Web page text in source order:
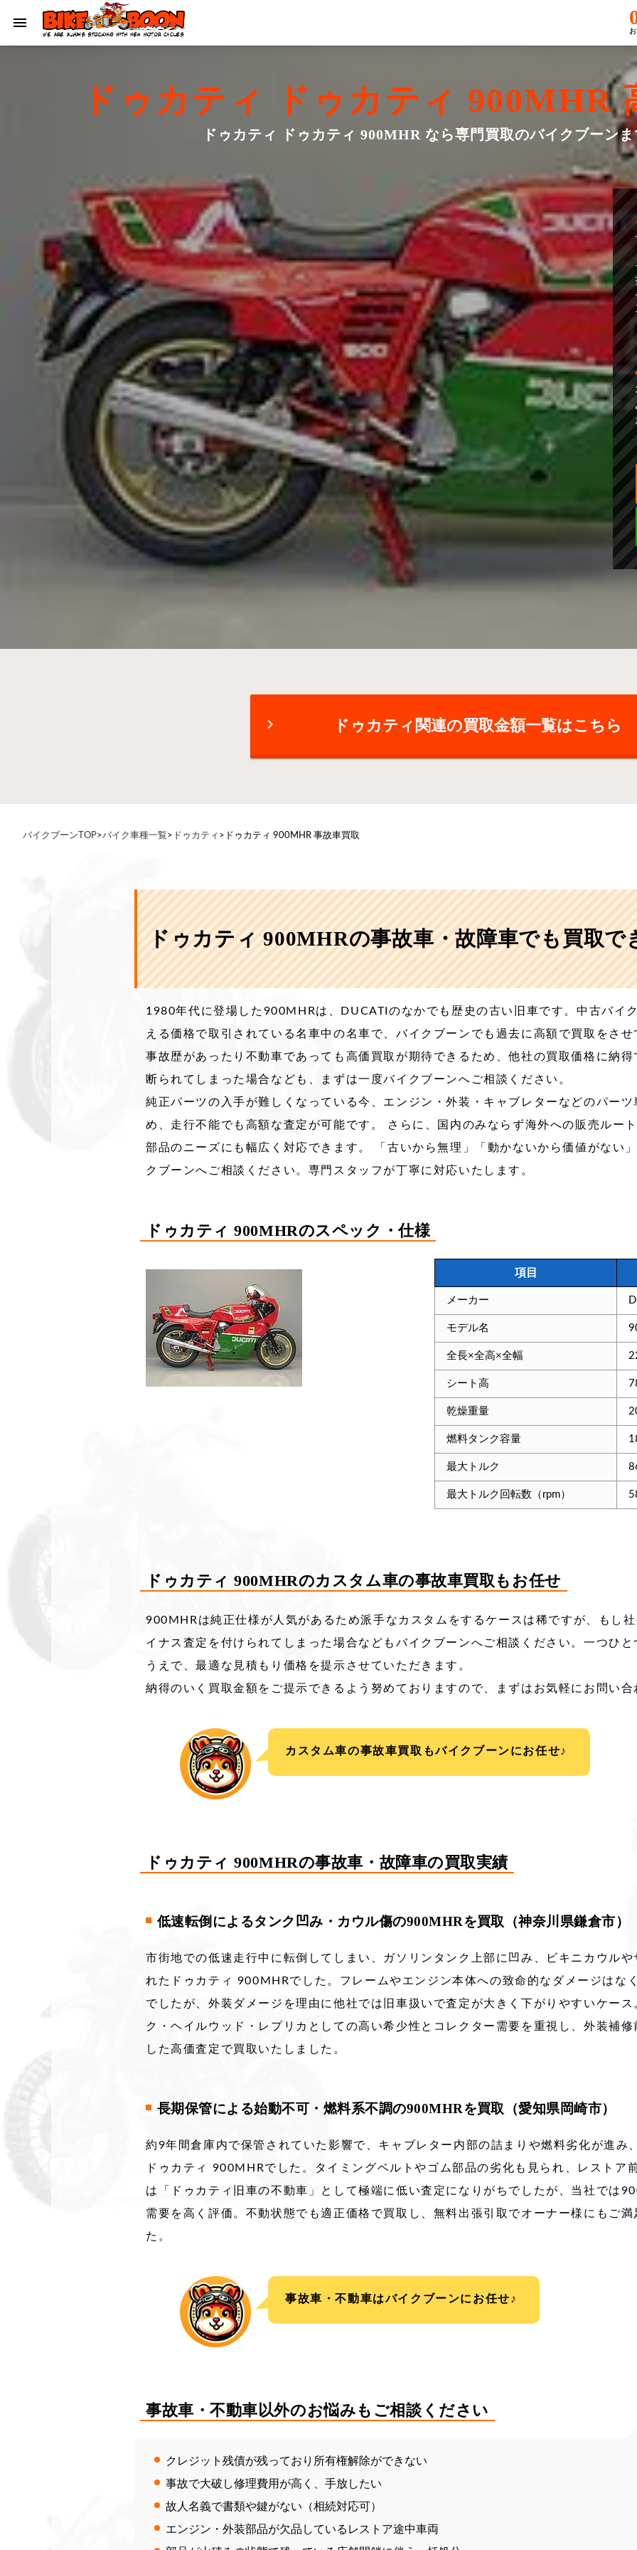
ドゥカティ ドゥカティ 900MHR
ドゥカティ ドゥカティ 900MHR なら専門買取のバイクブーン
chevron_right ドゥカティ関連の買取金額一覧はこちら
バイクブーンTOP>バイク車種一覧> ドゥカティ > ドゥカティ 900MHR 事故車買取
ドゥカティ 900MHRの事故車・故障車でも買取で
1980年代に登場した900MHRは、DUCATIのなかでも歴史の古い旧車です。中古バイ
える価格で取引されている名車中の名車で、バイクブーンでも過去に高額で買取をさ
事故歴があったり不動車であっても高価買取が期待できるため、他社の買取価格に納
断られてしまった場合なども、まずは一度バイクブーンへご相談ください。
純正パーツの入手が難しくなっている今、エンジン・外装・キャブレターなどのパー
め、走行不能でも高額な査定が可能です。 さらに、国内のみならず海外への販売ルー
部品のニーズにも幅広く対応できます。 「古いから無理」「動かないから価値がない
クブーンへご相談ください。専門スタッフが丁寧に対応いたします。
ドゥカティ 900MHRのスペック・仕様
項目
メーカー
モデル名
全長×全高×全幅
シート高
乾燥重量
燃料タンク容量
最大トルク
最大トルク回転数（rpm）
ドゥカティ 900MHRのカスタム車の事故車買取もお任せ
900MHRは純正仕様が人気があるため派手なカスタムをするケースは稀ですが、もし
イナス査定を付けられてしまった場合などもバイクブーンへご相談ください。一つひ
うえで、最適な見積もり価格を提示させていただきます。
納得のいく買取金額をご提示できるよう努めておりますので、まずはお気軽にお問い
カスタム車の事故車買取もバイクブーンにお任せ♪
ドゥカティ 900MHRの事故車・故障車の買取実績
低速転倒によるタンク凹み・カウル傷の900MHRを買取（神奈川県鎌倉市）
市街地での低速走行中に転倒してしまい、ガソリンタンク上部に凹み、ビキニカウル
れたドゥカティ 900MHRでした。フレームやエンジン本体への致命的なダメージはな
でしたが、外装ダメージを理由に他社では旧車扱いで査定が大きく下がりやすいケー
ク・ヘイルウッド・レプリカとしての高い希少性とコレクター需要を重視し、外装補
した高価査定で買取いたしました。
長期保管による始動不可・燃料系不調の900MHRを買取（愛知県岡崎市）
約9年間倉庫内で保管されていた影響で、キャブレター内部の詰まりや燃料劣化が進み
ドゥカティ 900MHRでした。タイミングベルトやゴム部品の劣化も見られ、レストア
は「ドゥカティ旧車の不動車」として極端に低い査定になりがちでしたが、当社では
需要を高く評価。不動状態でも適正価格で買取し、無料出張引取でオーナー様にもご
た。
事故車・不動車はバイクブーンにお任せ♪
事故車・不動車以外のお悩みもご相談ください
クレジット残債が残っており所有権解除ができない
事故で大破し修理費用が高く、手放したい
故人名義で書類や鍵がない（相続対応可）
エンジン・外装部品が欠品しているレストア途中車両